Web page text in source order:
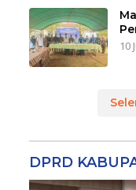
10
DPRD